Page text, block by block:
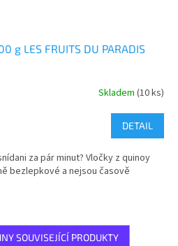
g LES FRUITS DU PARADIS
Skladem (10 ks)
DETAIL
za pár minut? Vločky z quinoy
bezlepkové a nejsou časově
SOUVISEJÍCÍ PRODUKTY